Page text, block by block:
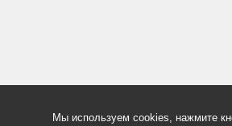
Мы используем cookies, нажмите